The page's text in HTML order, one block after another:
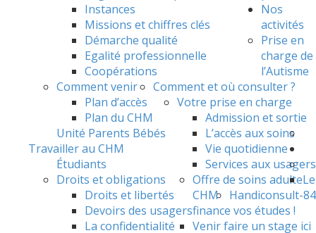
Instances
Missions et chiffres clés
Démarche qualité
Egalité professionnelle
Coopérations
Comment venir
Plan d’accès
Plan du CHM
Comment et où consulter ?
Votre prise en charge
Admission et sortie
L’accès aux soins
Vie quotidienne
Services aux usagers
Droits et obligations
Droits et libertés
Devoirs des usagers
La confidentialité
Nos
activités
Offre de soins adulte
Handiconsult-84
Prise en
charge de
l’Autisme
Unité Parents Bébés
Travailler au CHM
Étudiants
Le
CHM
finance vos études !
Venir faire un stage ici